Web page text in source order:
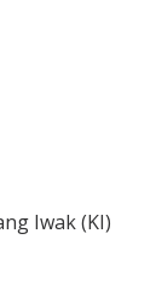
Iwak (KI)